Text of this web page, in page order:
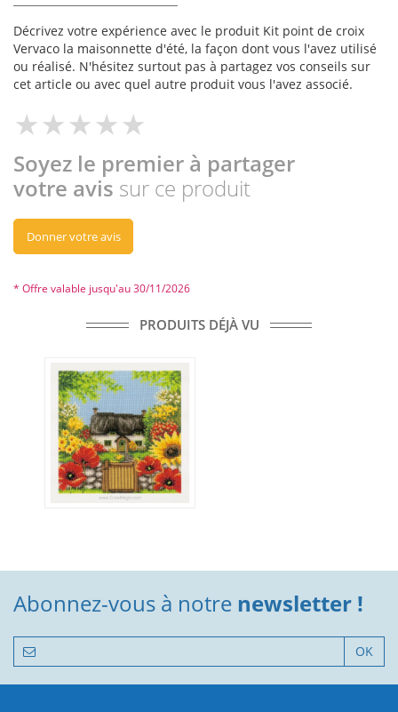
Décrivez votre expérience avec le produit Kit point de croix
Vervaco la maisonnette d'été, la façon dont vous l'avez utilisé
ou réalisé. N'hésitez surtout pas à partagez vos conseils sur
cet article ou avec quel autre produit vous l'avez associé.
Soyez le premier à partager
votre avis sur ce produit
Donner votre avis
* Offre valable jusqu'au 30/11/2026
PRODUITS DÉJÀ VU
Abonnez-vous à notre newsletter !
OK